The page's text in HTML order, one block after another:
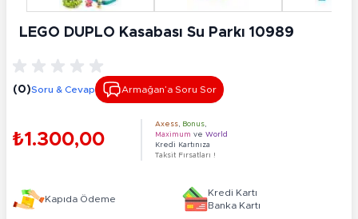
LEGO DUPLO Kasabası Su Parkı 10989
(0)Soru & Cevap Armağan’a Soru Sor
₺1.300,00
Axess Bonus
Maximum ve World
Kredi Kartınıza
Taksit Fırsatları !
Kapıda Ödeme
Kredi Kartı
Banka Kartı